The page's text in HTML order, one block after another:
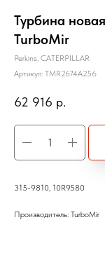
Турбина
TurboMir
Perkins, CATERPILLAR
Артикул: TMR2674A256
62 916 р.
315-9810, 10R9580
Производитель: TurboMir